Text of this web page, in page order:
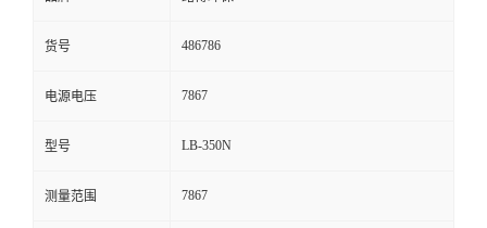
线
留
言
货号 486786
电源电压 7867
型号 LB-350N
测量范围 7867